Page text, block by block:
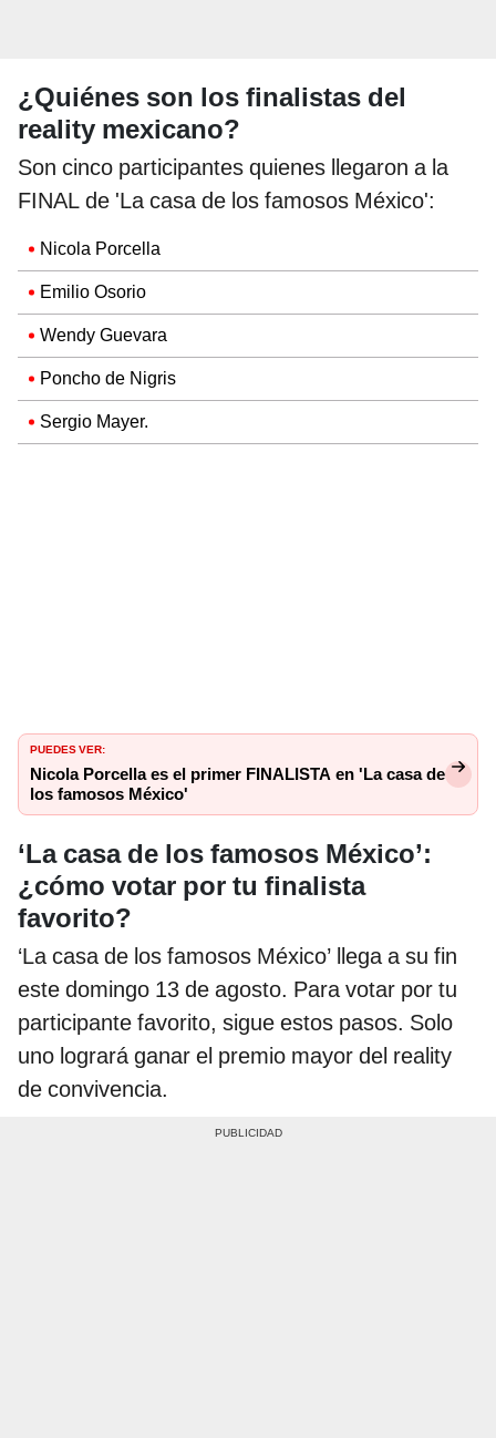
¿Quiénes son los finalistas del
reality mexicano?
Son cinco participantes quienes llegaron a la
FINAL de 'La casa de los famosos México':
Nicola Porcella
Emilio Osorio
Wendy Guevara
Poncho de Nigris
Sergio Mayer.
PUEDES VER:
Nicola Porcella es el primer FINALISTA en 'La casa de
los famosos México'
‘La casa de los famosos México’:
¿cómo votar por tu finalista
favorito?
‘La casa de los famosos México’ llega a su fin
este domingo 13 de agosto. Para votar por tu
participante favorito, sigue estos pasos. Solo
uno logrará ganar el premio mayor del reality
de convivencia.